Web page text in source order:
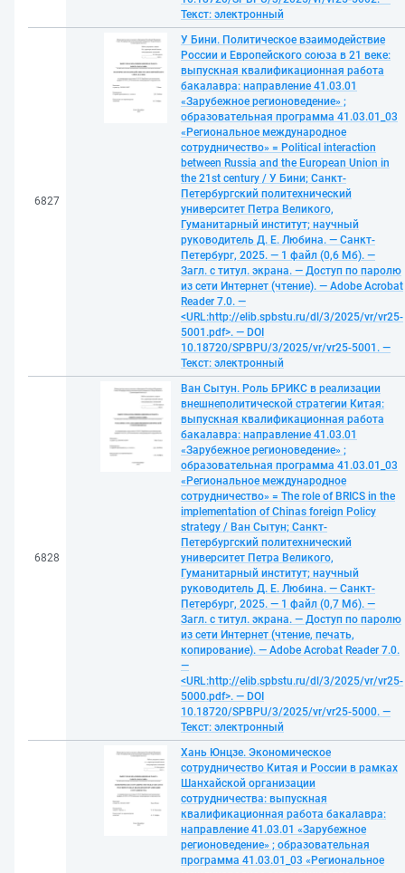
Текст: электронный
6827
У Бини. Политическое взаимодействие
России и Европейского союза в 21 веке:
выпускная квалификационная работа
бакалавра: направление 41.03.01
«Зарубежное регионоведение» ;
образовательная программа 41.03.01_03
«Региональное международное
сотрудничество» = Political interaction
between Russia and the European Union in
the 21st century / У Бини; Санкт-
Петербургский политехнический
университет Петра Великого,
Гуманитарный институт; научный
руководитель Д. Е. Любина. — Санкт-
Петербург, 2025. — 1 файл (0,6 Мб). —
Загл. с титул. экрана. — Доступ по паролю
из сети Интернет (чтение). — Adobe Acrobat
Reader 7.0. —
<URL:http://elib.spbstu.ru/dl/3/2025/vr/vr25-
5001.pdf>. — DOI
10.18720/SPBPU/3/2025/vr/vr25-5001. —
Текст: электронный
6828
Ван Сытун. Роль БРИКС в реализации
внешнеполитической стратегии Китая:
выпускная квалификационная работа
бакалавра: направление 41.03.01
«Зарубежное регионоведение» ;
образовательная программа 41.03.01_03
«Региональное международное
сотрудничество» = The role of BRICS in the
implementation of Chinas foreign Policy
strategy / Ван Сытун; Санкт-
Петербургский политехнический
университет Петра Великого,
Гуманитарный институт; научный
руководитель Д. Е. Любина. — Санкт-
Петербург, 2025. — 1 файл (0,7 Мб). —
Загл. с титул. экрана. — Доступ по паролю
из сети Интернет (чтение, печать,
копирование). — Adobe Acrobat Reader 7.0.
—
<URL:http://elib.spbstu.ru/dl/3/2025/vr/vr25-
5000.pdf>. — DOI
10.18720/SPBPU/3/2025/vr/vr25-5000. —
Текст: электронный
Хань Юнцзе. Экономическое
сотрудничество Китая и России в рамках
Шанхайской организации
сотрудничества: выпускная
квалификационная работа бакалавра:
направление 41.03.01 «Зарубежное
регионоведение» ; образовательная
программа 41.03.01_03 «Региональное